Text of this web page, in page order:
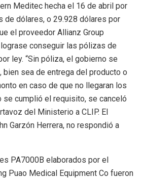
Meditec hecha el 16 de abril por
de dólares, o 29.928 dólares por
el proveedor Allianz Group
lograse conseguir las pólizas de
ley. “Sin póliza, el gobierno se
bien sea de entrega del producto o
en caso de que no llegaran los
se cumplió el requisito, se canceló
del Ministerio a CLIP. El
Garzón Herrera, no respondió a
PA7000B elaborados por el
Puao Medical Equipment Co fueron